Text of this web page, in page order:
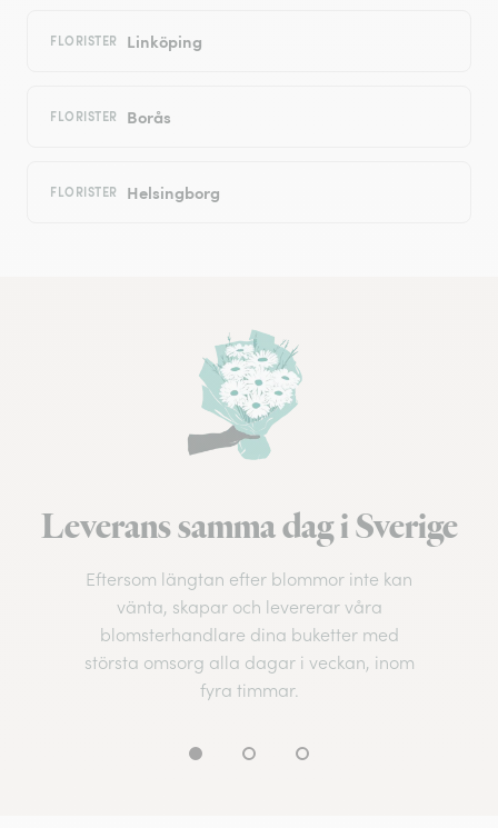
FLORISTER Linköping
FLORISTER Borås
FLORISTER Helsingborg
Leverans samma dag i Sverige
Eftersom längtan efter blommor inte kan
vänta, skapar och levererar våra
blomsterhandlare dina buketter med
största omsorg alla dagar i veckan, inom
fyra timmar.